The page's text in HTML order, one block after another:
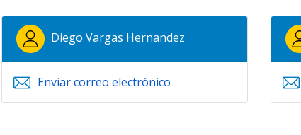
Diego Vargas Hernandez
Enviar correo electrónico